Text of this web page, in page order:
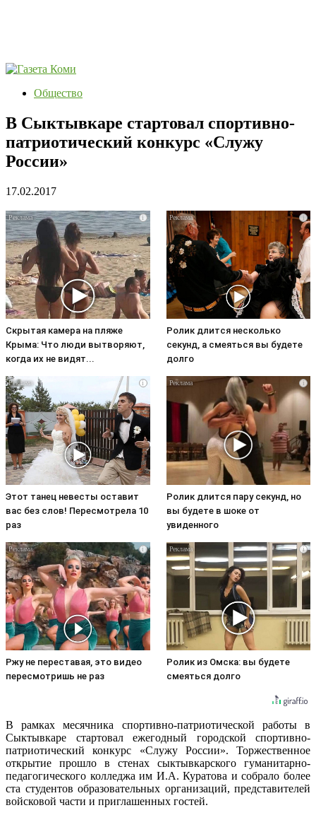
Общество
В Сыктывкаре стартовал спортивно-
патриотический конкурс «Служу
России»
17.02.2017
i
Скрытая камера на пляже
Крыма: Что люди вытворяют,
когда их не видят...
i
Ролик длится несколько
секунд, а смеяться вы будете
долго
i
Этот танец невесты оставит
вас без слов! Пересмотрела 10
раз
i
Ролик длится пару секунд, но
вы будете в шоке от
увиденного
i
Ржу не переставая, это видео
пересмотришь не раз
i
Ролик из Омска: вы будете
смеяться долго
В рамках месячника спортивно-патриотической работы в
Сыктывкаре стартовал ежегодный городской спортивно-
патриотический конкурс «Служу России». Торжественное
открытие прошло в стенах сыктывкарского гуманитарно-
педагогического колледжа им И.А. Куратова и собрало более
ста студентов образовательных организаций, представителей
войсковой части и приглашенных гостей.